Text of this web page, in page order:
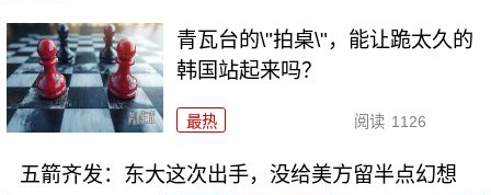
青瓦台的\"拍桌\"，能让跪太久的
韩国站起来吗？
最热 阅读 1126
五箭齐发：东大这次出手，没给美方留半点幻想